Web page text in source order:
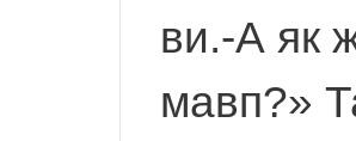
ви.-А як
мавп?»